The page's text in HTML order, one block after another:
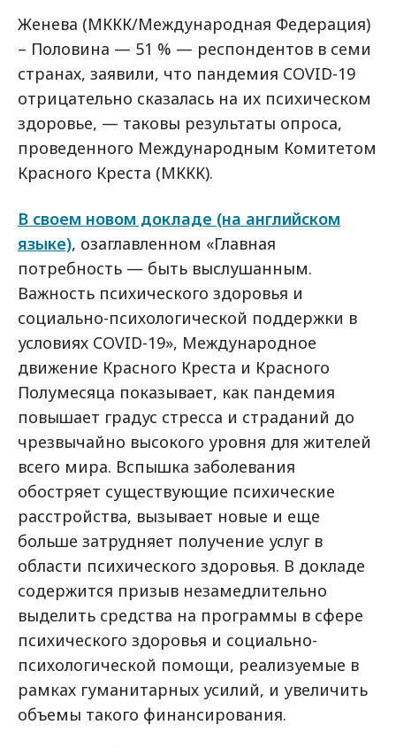
Женева (МККК/Международная Федерация)
– Половина — 51 % — респондентов в семи
странах, заявили, что пандемия COVID-19
отрицательно сказалась на их психическом
здоровье, — таковы результаты опроса,
проведенного Международным Комитетом
Красного Креста (МККК).
В своем новом докладе (на английском
языке), озаглавленном «Главная
потребность — быть выслушанным.
Важность психического здоровья и
социально-психологической поддержки в
условиях COVID-19», Международное
движение Красного Креста и Красного
Полумесяца показывает, как пандемия
повышает градус стресса и страданий до
чрезвычайно высокого уровня для жителей
всего мира. Вспышка заболевания
обостряет существующие психические
расстройства, вызывает новые и еще
больше затрудняет получение услуг в
области психического здоровья. В докладе
содержится призыв незамедлительно
выделить средства на программы в сфере
психического здоровья и социально-
психологической помощи, реализуемые в
рамках гуманитарных усилий, и увеличить
объемы такого финансирования.